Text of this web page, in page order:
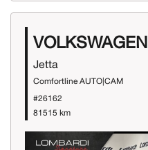
VOLKSWAGEN
Jetta
Comfortline AUTO|CAM
#26162
81515 km